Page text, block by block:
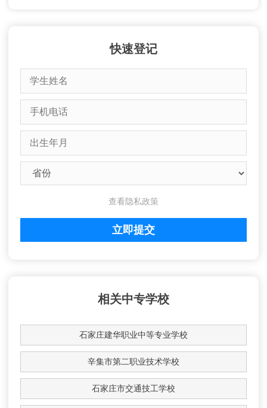
快速登记
查看隐私政策
相关中专学校
石家庄建华职业中等专业学校
辛集市第二职业技术学校
石家庄市交通技工学校